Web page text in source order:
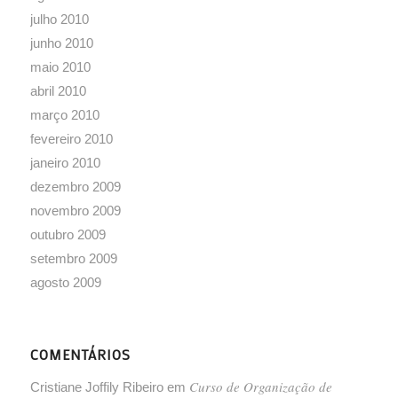
julho 2010
junho 2010
maio 2010
abril 2010
março 2010
fevereiro 2010
janeiro 2010
dezembro 2009
novembro 2009
outubro 2009
setembro 2009
agosto 2009
COMENTÁRIOS
Cristiane Joffily Ribeiroem Curso de Organização de